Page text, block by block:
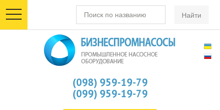
toggle
navigation
(098) 959-19-79
(099) 959-19-79